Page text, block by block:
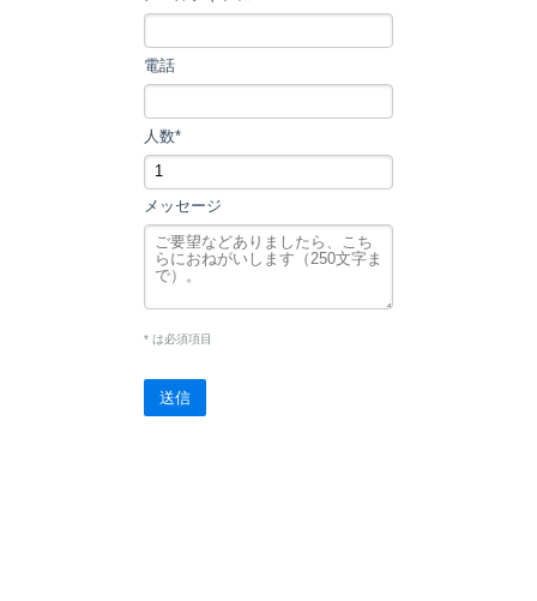
電話
人数*
メッセージ
* は必須項目
送信